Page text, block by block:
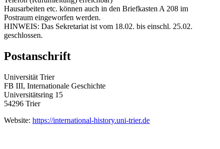
Hausarbeiten etc. können auch in den Briefkasten A 208 im
Postraum eingeworfen werden.
HINWEIS: Das Sekretariat ist vom 18.02. bis einschl. 25.02.
geschlossen.
Postanschrift
Universität Trier
FB III, Internationale Geschichte
Universitätsring 15
54296 Trier
Website: https://international-history.uni-trier.de